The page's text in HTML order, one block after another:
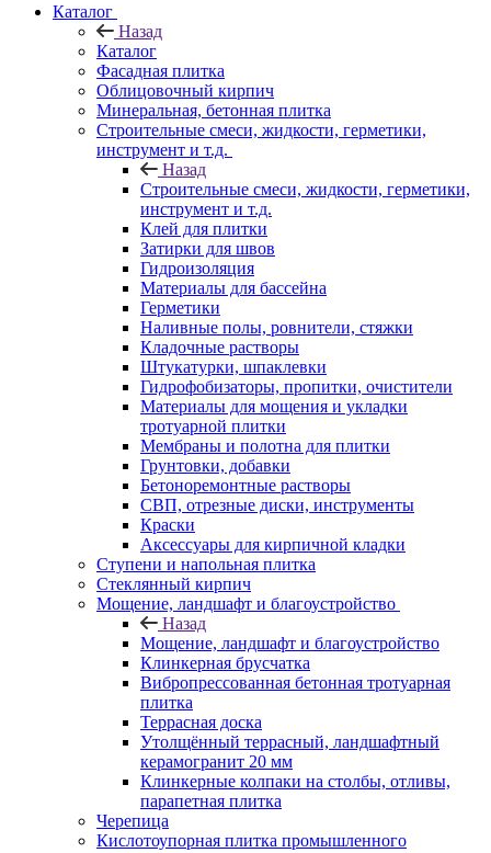
Каталог
Назад
Каталог
Фасадная плитка
Облицовочный кирпич
Минеральная, бетонная плитка
Строительные смеси, жидкости, герметики,
инструмент и т.д.
Назад
Строительные смеси, жидкости, герметики,
инструмент и т.д.
Клей для плитки
Затирки для швов
Гидроизоляция
Материалы для бассейна
Герметики
Наливные полы, ровнители, стяжки
Кладочные растворы
Штукатурки, шпаклевки
Гидрофобизаторы, пропитки, очистители
Материалы для мощения и укладки
тротуарной плитки
Мембраны и полотна для плитки
Грунтовки, добавки
Бетоноремонтные растворы
СВП, отрезные диски, инструменты
Краски
Аксессуары для кирпичной кладки
Ступени и напольная плитка
Cтеклянный кирпич
Мощение, ландшафт и благоустройство
Назад
Мощение, ландшафт и благоустройство
Клинкерная брусчатка
Вибропрессованная бетонная тротуарная
плитка
Террасная доска
Утолщённый террасный, ландшафтный
керамогранит 20 мм
Клинкерные колпаки на столбы, отливы,
парапетная плитка
Черепица
Кислотоупорная плитка промышленного